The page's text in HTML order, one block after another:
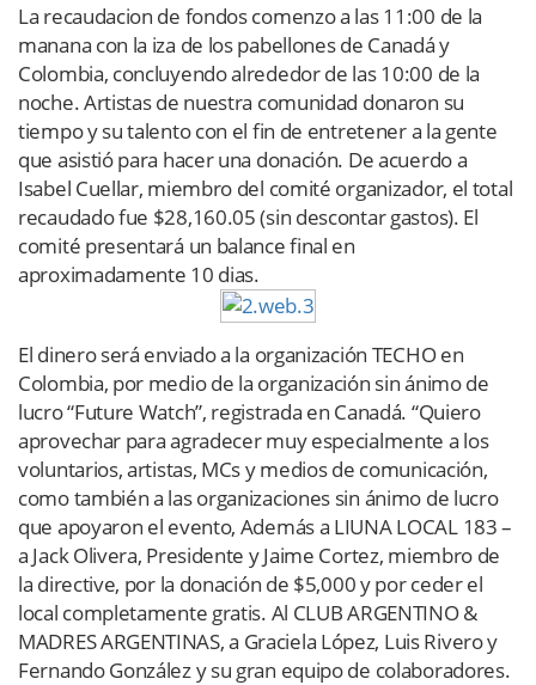
La recaudacion de fondos comenzo a las 11:00 de la
manana con la iza de los pabellones de Canadá y
Colombia, concluyendo alrededor de las 10:00 de la
noche. Artistas de nuestra comunidad donaron su
tiempo y su talento con el fin de entretener a la gente
que asistió para hacer una donación. De acuerdo a
Isabel Cuellar, miembro del comité organizador, el total
recaudado fue $28,160.05 (sin descontar gastos). El
comité presentará un balance final en
aproximadamente 10 dias.
El dinero será enviado a la organización TECHO en
Colombia, por medio de la organización sin ánimo de
lucro “Future Watch”, registrada en Canadá. “Quiero
aprovechar para agradecer muy especialmente a los
voluntarios, artistas, MCs y medios de comunicación,
como también a las organizaciones sin ánimo de lucro
que apoyaron el evento, Además a LIUNA LOCAL 183 –
a Jack Olivera, Presidente y Jaime Cortez, miembro de
la directive, por la donación de $5,000 y por ceder el
local completamente gratis. Al CLUB ARGENTINO &
MADRES ARGENTINAS, a Graciela López, Luis Rivero y
Fernando González y su gran equipo de colaboradores.